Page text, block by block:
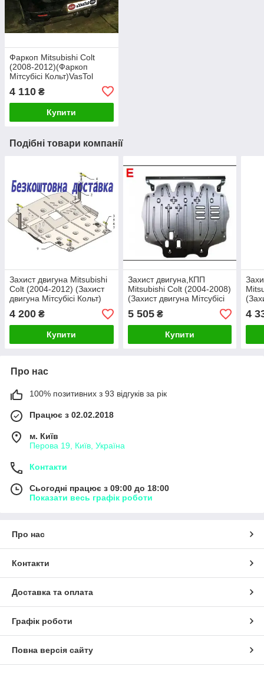
Фаркоп Mitsubishi Colt
(2008-2012)(Фаркоп
Мітсубісі Кольт)VasTol
4 110 ₴
Купити
Подібні товари компанії
Захист двигуна Mitsubishi
Colt (2004-2012) (Захист
двигуна Мітсубісі Кольт)
Кольчуга
4 200 ₴
Купити
Захист двигуна,КПП
Mitsubishi Colt (2004-2008)
(Захист двигуна Мітсубісі
Кольт) Полігон-авто
5 505₴
Купити
4
Про нас
100% позитивних з 93 відгуків за рік
Працює з 02.02.2018
м. Київ
Перова 19, Київ, Україна
Контакти
Сьогодні працює з 09:00 до 18:00
Показати весь графік роботи
Про нас
Контакти
Доставка та оплата
Графік роботи
Повна версія сайту